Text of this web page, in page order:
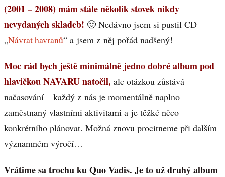
(2001 – 2008) mám stále několik stovek nikdy
nevydaných skladeb! 🙂 Nedávno jsem si pustil CD
„Návrat havranů“ a jsem z něj pořád nadšený!
Moc rád bych ještě minimálně jedno dobré album pod
hlavičkou NAVARU natočil, ale otázkou zůstává
načasování – každý z nás je momentálně naplno
zaměstnaný vlastními aktivitami a je těžké něco
konkrétního plánovat. Možná znovu procitneme při dalším
významném výročí…
Vrátime sa trochu ku Quo Vadis. Je to už druhý album